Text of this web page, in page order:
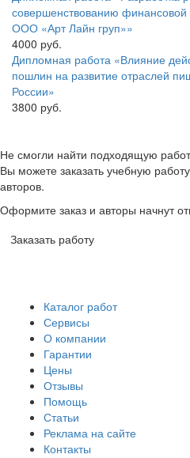
совершенствованию финансовой
ООО «Арт Лайн груп»»
4000 руб.
Дипломная работа «Влияние
пошлин на развитие отраслей
России»
3800 руб.
Не смогли найти подходящую
Вы можете заказать учебную
авторов.
Оформите заказ и авторы начнут
Заказать работу
Каталог работ
Сервисы
О компании
Гарантии
Цены
Отзывы
Помощь
Статьи
Реклама на сайте
Контакты